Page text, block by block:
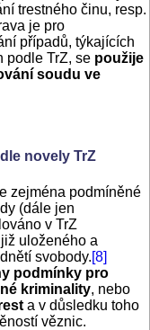
trestného činu, resp.
je pro
případů, týkajících
podle TrZ, se použije
soudu ve
novely TrZ
zejména podmíněné
(dále jen
v TrZ
uloženého a
svobody.[8]
podmínky pro
kriminality, nebo
a v důsledku toho
věznic.